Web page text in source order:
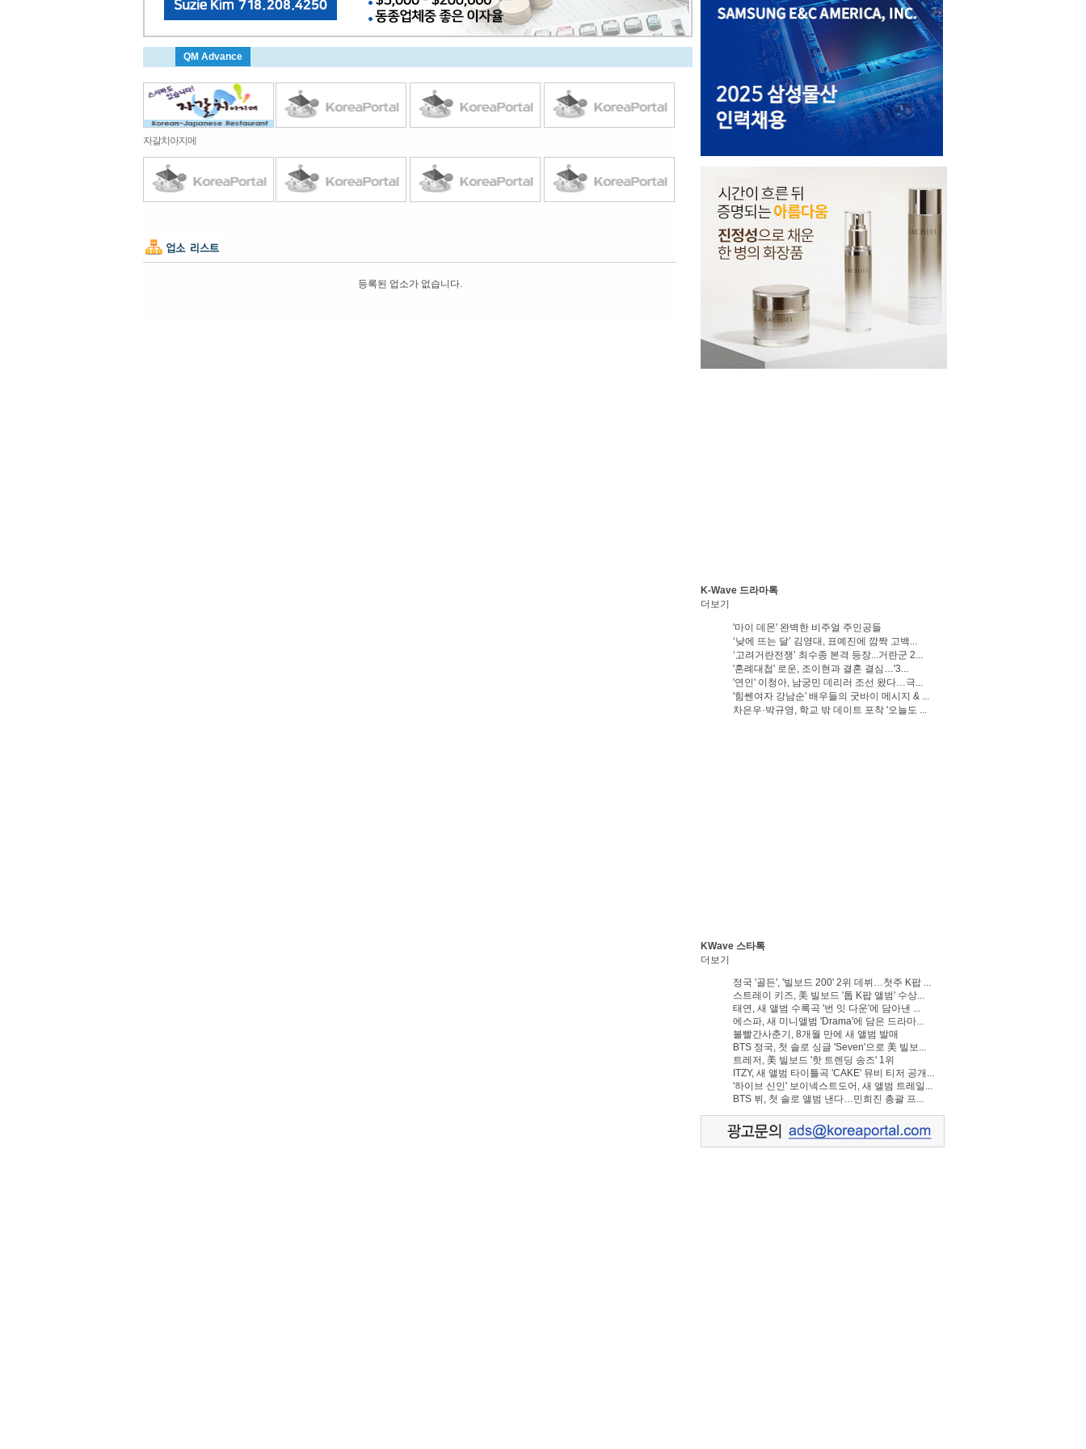
QM Advance
자갈치아지메
등록된 업소가 없습니다.
K-Wave 드라마톡
더보기
'마이 데몬' 완벽한 비주얼 주인공들
‘낮에 뜨는 달’ 김영대, 표예진에 깜짝 고백...
‘고려거란전쟁’ 최수종 본격 등장...거란군 2...
'혼례대첩' 로운, 조이현과 결혼 결심…'3...
'연인' 이청아, 남궁민 데리러 조선 왔다…극...
'힘쎈여자 강남순' 배우들의 굿바이 메시지 & ...
차은우·박규영, 학교 밖 데이트 포착 '오늘도 ...
KWave 스타톡
더보기
정국 '골든', '빌보드 200' 2위 데뷔…첫주 K팝 ...
스트레이 키즈, 美 빌보드 '톱 K팝 앨범' 수상...
태연, 새 앨범 수록곡 '번 잇 다운'에 담아낸 ...
에스파, 새 미니앨범 'Drama'에 담은 드라마...
볼빨간사춘기, 8개월 만에 새 앨범 발매
BTS 정국, 첫 솔로 싱글 'Seven'으로 美 빌보...
트레저, 美 빌보드 '핫 트렌딩 송즈' 1위
ITZY, 새 앨범 타이틀곡 'CAKE' 뮤비 티저 공개...
'하이브 신인' 보이넥스트도어, 새 앨범 트레일...
BTS 뷔, 첫 솔로 앨범 낸다…민희진 총괄 프...